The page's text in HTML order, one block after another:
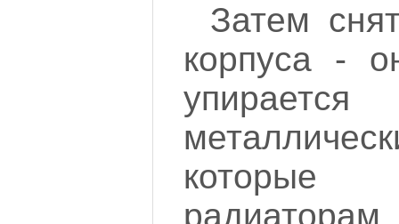
Затем
корпуса -
которые